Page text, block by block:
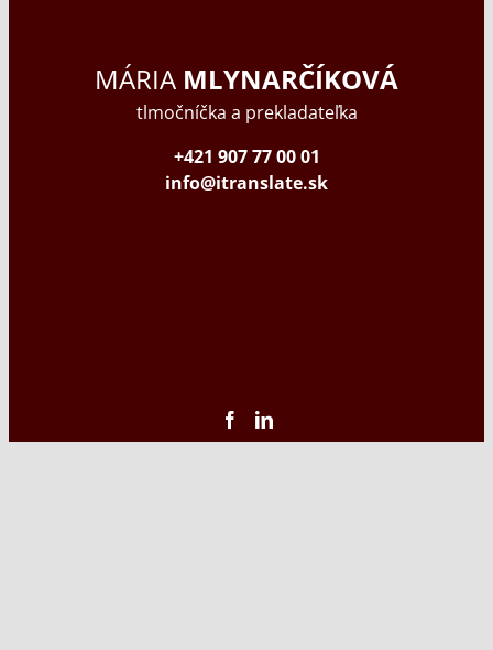
MÁRIA MLYNARČÍKOVÁ
tlmočníčka a prekladateľka
+421 907 77 00 01
info@itranslate.sk